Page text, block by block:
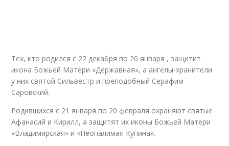
Тех, кто родился с 22 декабря по 20 января , защитит
икона Божьей Матери «Державная», а ангелы-хранители
у них святой Сильвестр и преподобный Серафим
Саровский.
Родившихся с 21 января по 20 февраля охраняют святые
Афанасий и Кирилл, а защитят их иконы Божьей Матери
«Владимирская» и «Неопалимая Купина».